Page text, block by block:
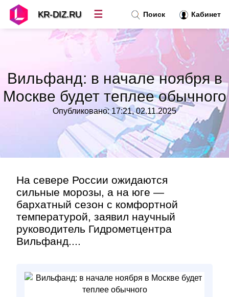
Вильфанд: в начале ноября в
Москве будет теплее обычного
Опубликовано: 17:21, 02.11.2025
На севере России ожидаются
сильные морозы, а на юге —
бархатный сезон с комфортной
температурой, заявил научный
руководитель Гидрометцентра
Вильфанд....
Поиск Кабинет
KR-DIZ.RU ☰
Топ новостей»
»
»
Контакт»